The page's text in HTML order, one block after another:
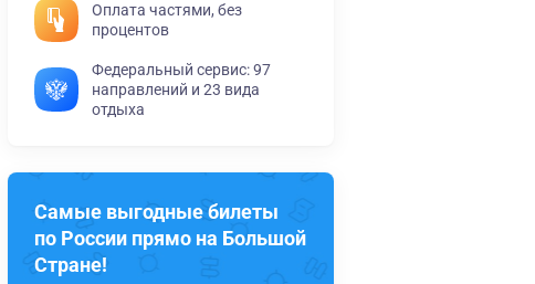
Оплата частями, без
процентов
Федеральный сервис: 97
направлений и 23 вида
отдыха
Самые выгодные билеты
по России прямо на Большой
Стране!